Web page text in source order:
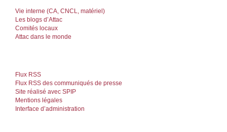
Vie interne (CA, CNCL, matériel)
Les blogs d’Attac
Comités locaux
Attac dans le monde
Flux RSS
Flux RSS des communiqués de presse
Site réalisé avec SPIP
Mentions légales
Interface d’administration